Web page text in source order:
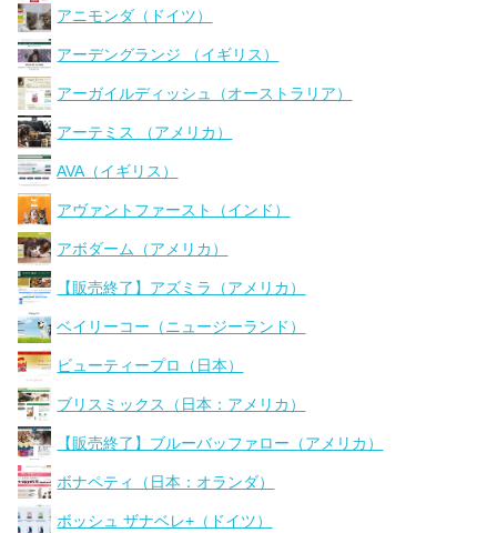
アニモンダ（ドイツ）
アーデングランジ （イギリス）
アーガイルディッシュ（オーストラリア）
アーテミス （アメリカ）
AVA（イギリス）
アヴァントファースト（インド）
アボダーム（アメリカ）
【販売終了】アズミラ（アメリカ）
ベイリーコー（ニュージーランド）
ビューティープロ（日本）
ブリスミックス（日本：アメリカ）
【販売終了】ブルーバッファロー（アメリカ）
ボナペティ（日本：オランダ）
ボッシュ ザナベレ+（ドイツ）